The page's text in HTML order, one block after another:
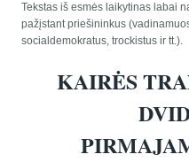
Tekstas iš esmės laikytinas labai
pažįstant priešininkus
socialdemokratus, trockistus ir tt.).
KAIRĖS